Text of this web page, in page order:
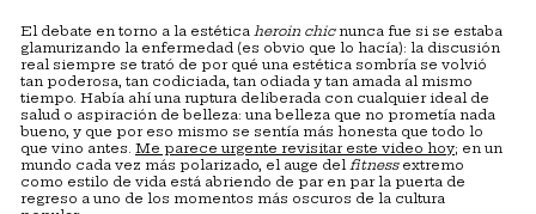
El debate en torno a la estética heroin chicnunca fue si se estaba
glamurizando la enfermedad (es obvio que lo hacía): la discusión
real siempre se trató de por qué una estética sombría se volvió
tan poderosa, tan codiciada, tan odiada y tan amada al mismo
tiempo. Había ahí una ruptura deliberada con cualquier ideal de
salud o aspiración de belleza: una belleza que no prometía nada
bueno, y que por eso mismo se sentía más honesta que todo lo
que vino antes. Me parece urgente revisitar este video hoy; en un
mundo cada vez más polarizado, el auge del fitnessextremo
como estilo de vida está abriendo de par en par la puerta de
regreso a uno de los momentos más oscuros de la cultura